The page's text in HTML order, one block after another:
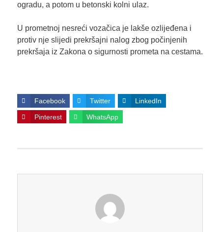
ogradu, a potom u betonski kolni ulaz.
U prometnoj nesreći vozačica je lakše ozlijeđena i
protiv nje slijedi prekršajni nalog zbog počinjenih
prekršaja iz Zakona o sigurnosti prometa na cestama.
Facebook Twitter LinkedIn
Pinterest WhatsApp